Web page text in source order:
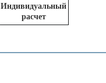
Индивидуальный
расчет